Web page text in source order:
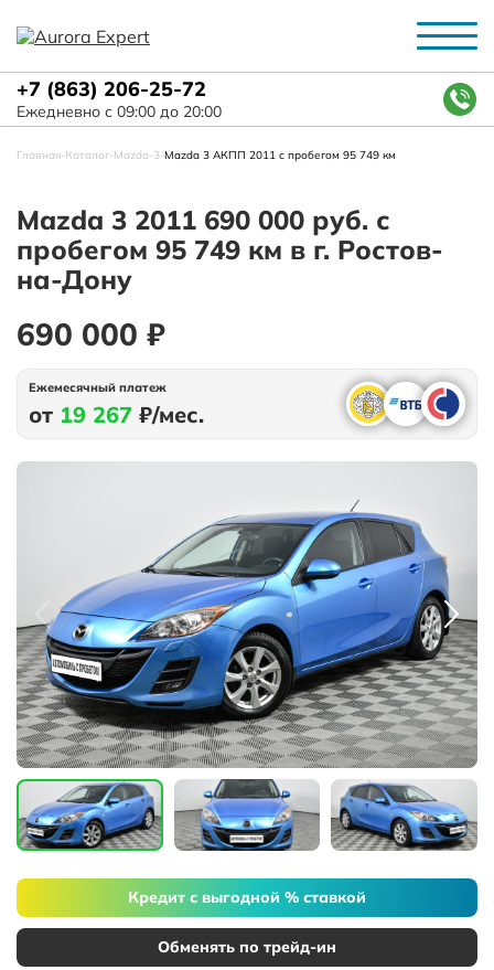
+7 (863) 206-25-72
Ежедневно с 09:00 до 20:00
Главная-Каталог-Mazda-3-Mazda 3 АКПП 2011 с пробегом 95 749 км
Mazda 3 2011 690 000 руб. с
пробегом 95 749 км в г. Ростов-
на-Дону
690 000 ₽
Ежемесячный платеж
от 19 267 ₽/мес.
Кредит с выгодной % ставкой
Обменять по трейд-ин